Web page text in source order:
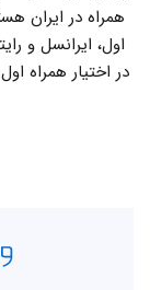
همراه در ایران
اول، ایرانسل و
در اختیار همراه